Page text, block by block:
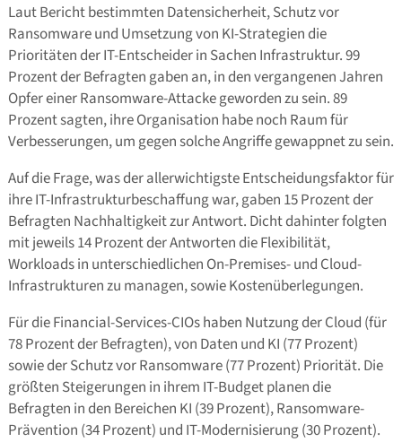
Laut Bericht bestimmten Datensicherheit, Schutz vor
Ransomware und Umsetzung von KI-Strategien die
Prioritäten der IT-Entscheider in Sachen Infrastruktur. 99
Prozent der Befragten gaben an, in den vergangenen Jahren
Opfer einer Ransomware-Attacke geworden zu sein. 89
Prozent sagten, ihre Organisation habe noch Raum für
Verbesserungen, um gegen solche Angriffe gewappnet zu sein.
Auf die Frage, was der allerwichtigste Entscheidungsfaktor für
ihre IT-Infrastrukturbeschaffung war, gaben 15 Prozent der
Befragten Nachhaltigkeit zur Antwort. Dicht dahinter folgten
mit jeweils 14 Prozent der Antworten die Flexibilität,
Workloads in unterschiedlichen On-Premises- und Cloud-
Infrastrukturen zu managen, sowie Kostenüberlegungen.
Für die Financial-Services-CIOs haben Nutzung der Cloud (für
78 Prozent der Befragten), von Daten und KI (77 Prozent)
sowie der Schutz vor Ransomware (77 Prozent) Priorität. Die
größten Steigerungen in ihrem IT-Budget planen die
Befragten in den Bereichen KI (39 Prozent), Ransomware-
Prävention (34 Prozent) und IT-Modernisierung (30 Prozent).